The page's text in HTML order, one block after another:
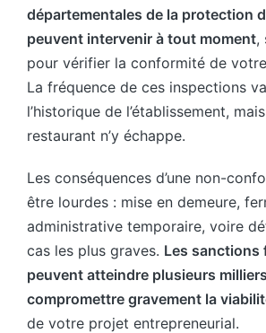
départementales de la protection
peuvent intervenir à tout moment,
pour vérifier la conformité de
La fréquence de ces inspections
l’historique de l’établissement,
restaurant n’y échappe.
Les conséquences d’une non-
être lourdes : mise en demeure,
administrative temporaire, voire
cas les plus graves. Les sanctions
peuvent atteindre plusieurs
compromettre gravement la
de votre projet entrepreneurial.